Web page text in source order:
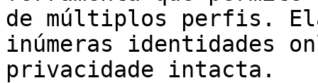
de múltiplos perfis.
inúmeras identidades
privacidade intacta.